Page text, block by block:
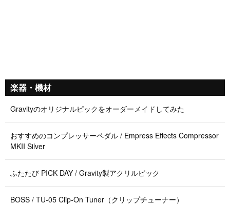
楽器・機材
Gravityのオリジナルピックをオーダーメイドしてみた
おすすめのコンプレッサーペダル / Empress Effects Compressor
MKII Silver
ふたたび PICK DAY / Gravity製アクリルピック
BOSS / TU-05 Clip-On Tuner（クリップチューナー）